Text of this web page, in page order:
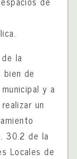
la
de
y a
un
30.2 de la
Locales de